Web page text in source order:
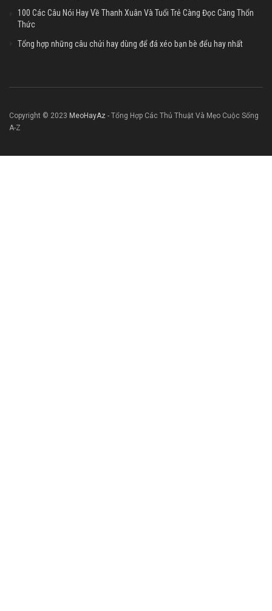
100 Các Câu Nói Hay Về Thanh Xuân Và Tuổi Trẻ Càng Đọc Càng Thổn
Thức
Tổng hợp những câu chửi hay dùng để đá xéo bạn bè đểu hay nhất
Copyright © 2023 MeoHayAz - Tổng Hợp Các Thủ Thuật Và Mẹo Cuộc Sống
A-Z